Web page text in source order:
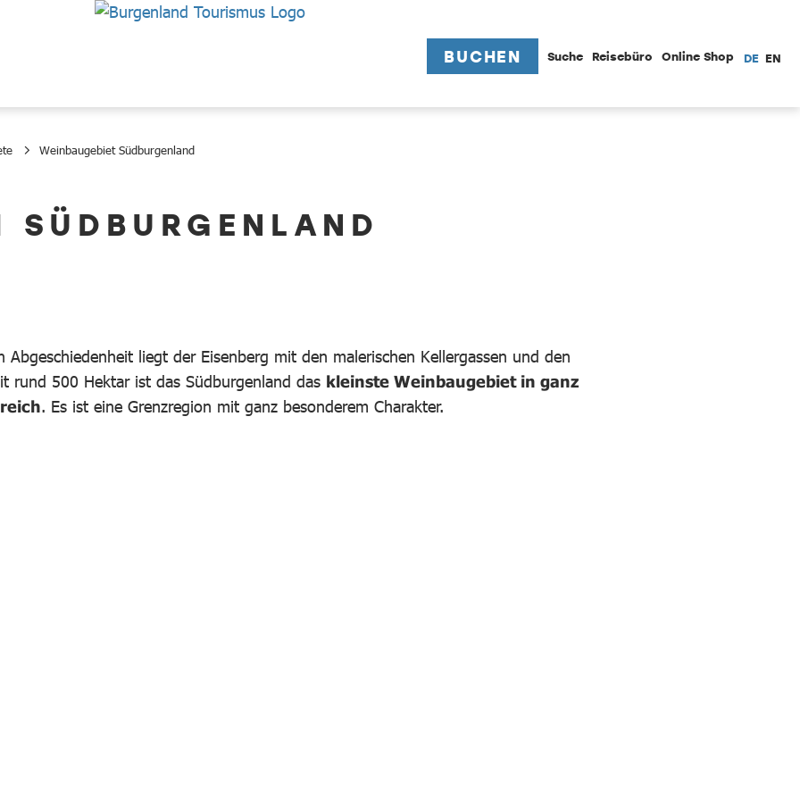
BUCHEN Suche Reisebüro Online Shop DE EN
Weinbaugebiet Südburgenland
liegt der Eisenberg mit den malerischen Kellergassen und den
rund 500 Hektar ist das Südburgenland das kleinste Weinbaugebiet in ganz
. Es ist eine Grenzregion mit ganz besonderem Charakter.